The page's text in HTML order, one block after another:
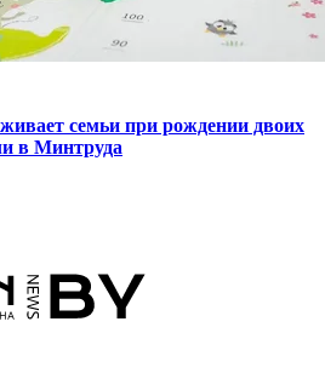
семьи при рождении двоих
в Минтруда